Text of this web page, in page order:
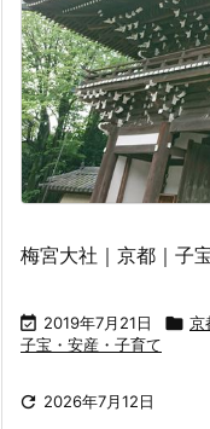
梅宮大社｜京都｜子
 2019年7月21日  京
子宝・安産・子育て
 2026年7月12日